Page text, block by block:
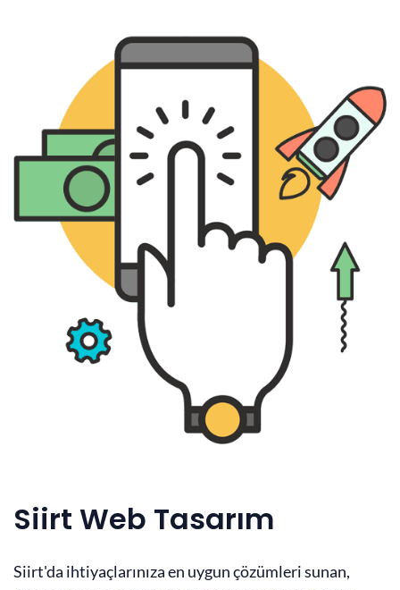
Siirt Web Tasarım
Siirt'da ihtiyaçlarınıza en uygun çözümleri sunan,